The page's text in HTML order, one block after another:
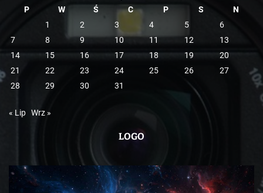
P
W Ś C P S
N
1
2 3 4 5
6
7
8 9 10 11 12
13
14
15 16 17 18 19
20
21
22 23 24 25 26
27
28
29 30 31
« Lip Wrz »
LOGO